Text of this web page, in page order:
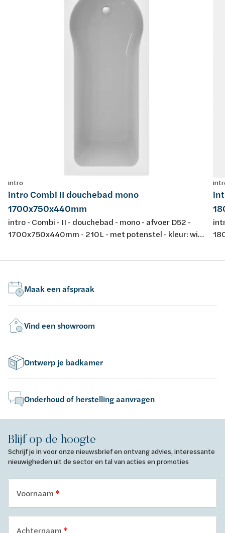
intro
intro Combi II douchebad mono
1700x750x440mm
intro - Combi - II - douchebad - mono - afvoer D52 -
1700x750x440mm - 210L - met potenstel - kleur: wit
14516: 2010
Maak een afspraak
Vind een showroom
Ontwerp je badkamer
Onderhoud of herstelling aanvragen
Blijf op de hoogte
Schrijf je in voor onze nieuwsbrief en ontvang advies, interessante
nieuwigheden uit de sector en tal van acties en promoties
Voornaam
Achternaam